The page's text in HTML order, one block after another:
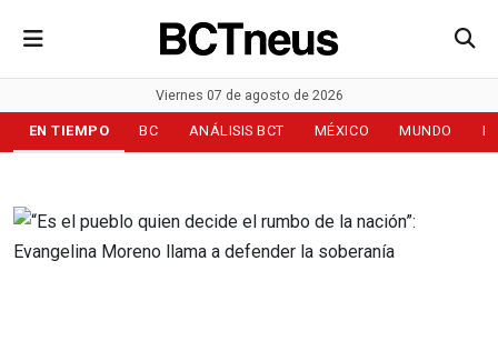
Viernes 07 de agosto de 2026
EN TIEMPO BC ANÁLISIS BCT MÉXICO MUNDO